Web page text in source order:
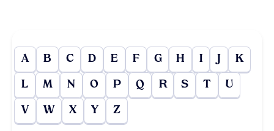
A B C D E F G H I J K
L M N O P Q R S T U
V W X Y Z